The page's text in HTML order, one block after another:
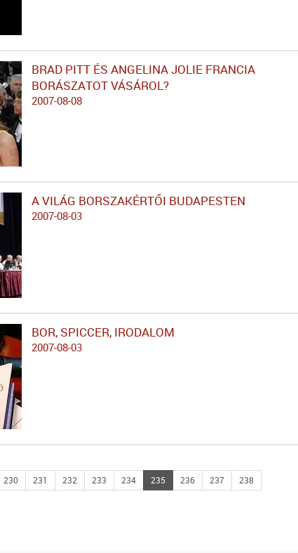
BRAD PITT ÉS ANGELINA JOLIE FRANCIA
BORÁSZATOT VÁSÁROL?
2007-08-08
A VILÁG BORSZAKÉRTŐI BUDAPESTEN
2007-08-03
BOR, SPICCER, IRODALOM
2007-08-03
230 231 232 233 234 235 236 237
238